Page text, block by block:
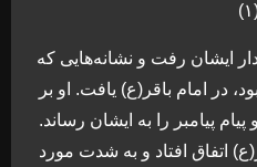
ایشان رفت و نشانه‌هایی که
در امام باقر(ع) یافت. او بر
پیامبر را به ایشان رساند.
اتفاق افتاد و به‌ شدت مورد